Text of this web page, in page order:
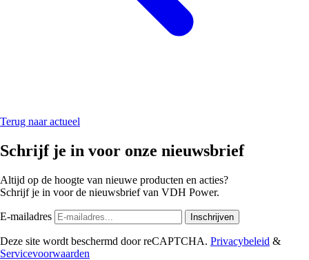
Terug naar actueel
Schrijf je in voor onze nieuwsbrief
Altijd op de hoogte van nieuwe producten en acties?
Schrijf je in voor de nieuwsbrief van VDH Power.
E-mailadres Inschrijven
Deze site wordt beschermd door reCAPTCHA. Privacybeleid &
Servicevoorwaarden